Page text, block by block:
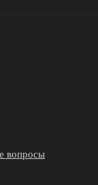
вопросы